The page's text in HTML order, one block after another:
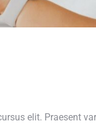
elit. Praesent